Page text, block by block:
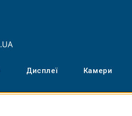
Дисплеї Камери